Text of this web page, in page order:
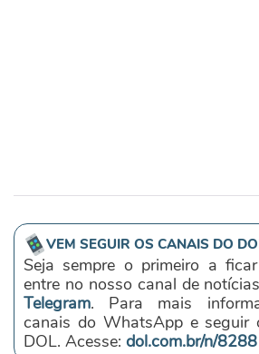
VEM SEGUIR OS CANAIS DO
Seja sempre o primeiro a
entre no nosso canal de
Telegram. Para mais
canais do WhatsApp e seguir
DOL. Acesse: dol.com.br/n/